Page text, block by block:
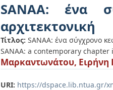
SANAA: ένα
αρχιτεκτονική
Τίτλος: SANAA: ένα σύγχρονο
SANAA: a contemporary
Μαρκαντωνάτου, Ειρήνη
URI: https://dspace.lib.ntua.gr/